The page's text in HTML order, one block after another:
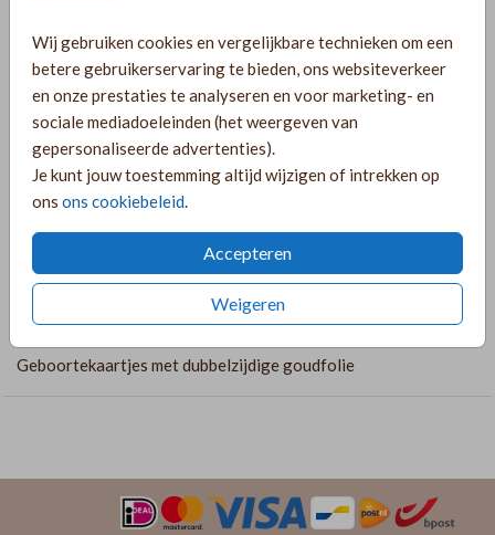
Wij gebruiken cookies en vergelijkbare technieken om een
betere gebruikerservaring te bieden, ons websiteverkeer
en onze prestaties te analyseren en voor marketing- en
sociale mediadoeleinden (het weergeven van
gepersonaliseerde advertenties).
Je kunt jouw toestemming altijd wijzigen of intrekken op
ons ons cookiebeleid.
Accepteren
Weigeren
PRODUCTINFORMATIE
OMSCHRIJVING
Oudroze geboortekaartje voor een meisje met een bos
editor en ontdek nog veel meer handgetekende
droogbloemen.
COLLECTIE
Geboortekaartjes met dubbelzijdige goudfolie